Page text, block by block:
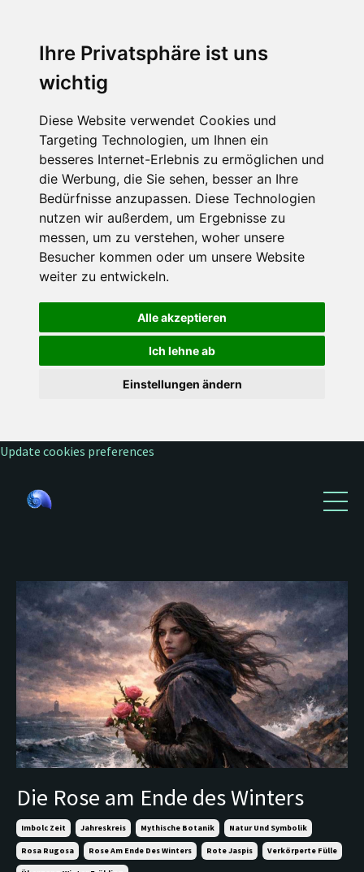
Ihre Privatsphäre ist uns
wichtig
Diese Website verwendet Cookies und
Targeting Technologien, um Ihnen ein
besseres Internet-Erlebnis zu ermöglichen und
die Werbung, die Sie sehen, besser an Ihre
Bedürfnisse anzupassen. Diese Technologien
nutzen wir außerdem, um Ergebnisse zu
messen, um zu verstehen, woher unsere
Besucher kommen oder um unsere Website
weiter zu entwickeln.
Alle akzeptieren
Ich lehne ab
Einstellungen ändern
Update cookies preferences
Die Rose am Ende des Winters
Imbolc Zeit Jahreskreis Mythische Botanik Natur Und Symbolik
Rosa Rugosa Rose Am Ende Des Winters Rote Jaspis Verkörperte Fülle